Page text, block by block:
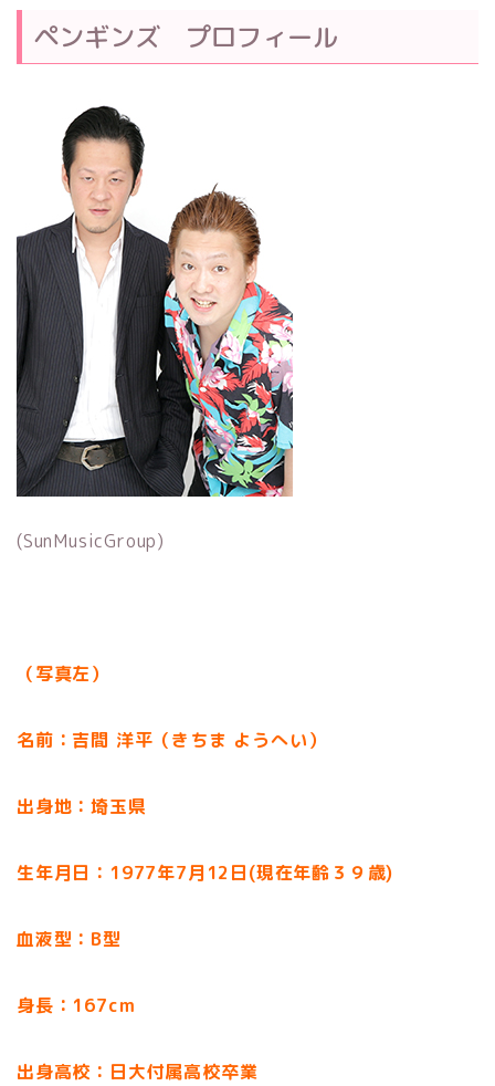
ペンギンズ プロフィール
(SunMusicGroup)
（写真左）
名前：吉間 洋平（きちま ようへい）
出身地：埼玉県
生年月日：1977年7月12日(現在年齢３９歳)
血液型：B型
身長：167cm
出身高校：日大付属高校卒業